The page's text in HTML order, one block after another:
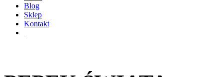
Blog
Sklep
Kontakt